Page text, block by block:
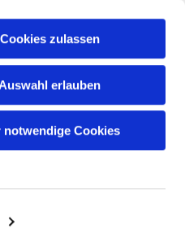
Cookies zulassen
Auswahl erlauben
notwendige Cookies